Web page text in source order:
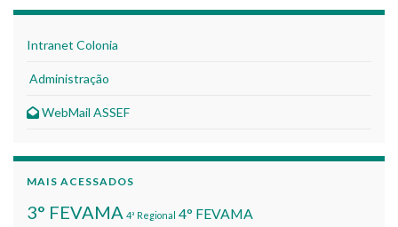
Intranet Colonia
Administração
WebMail ASSEF
MAIS ACESSADOS
3° FEVAMA 4ª Regional 4° FEVAMA